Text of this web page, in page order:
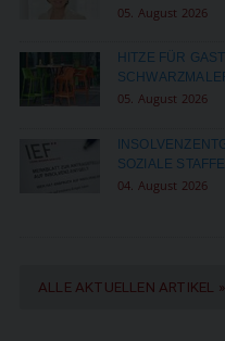
05. August 2026
HITZE FÜR
05. August 2026
SOZIALE
04. August 2026
ALLE AKTUELLEN ARTIKEL »